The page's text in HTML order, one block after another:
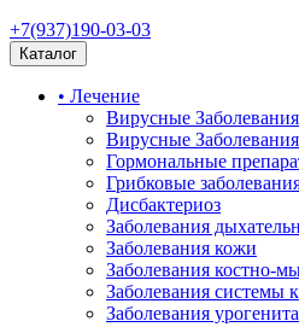
+7(937)190-03-03
Каталог
• Лечение
Вирусные
Вирусные
Гормональные
Грибковые
Дисбактериоз
Заболевания
Заболевания кожи
Заболевания костно-
Заболевания системы
Заболевания